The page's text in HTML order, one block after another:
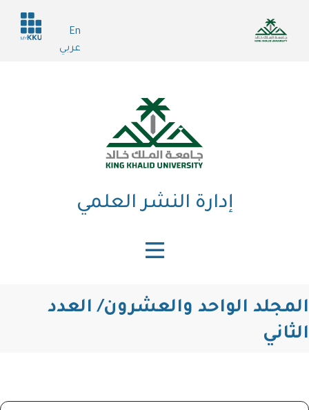
المحتوى
En
عربي
Header
services
إدارة النشر العلمي
المجلد الواحد والعشرون/ العدد
الثاني